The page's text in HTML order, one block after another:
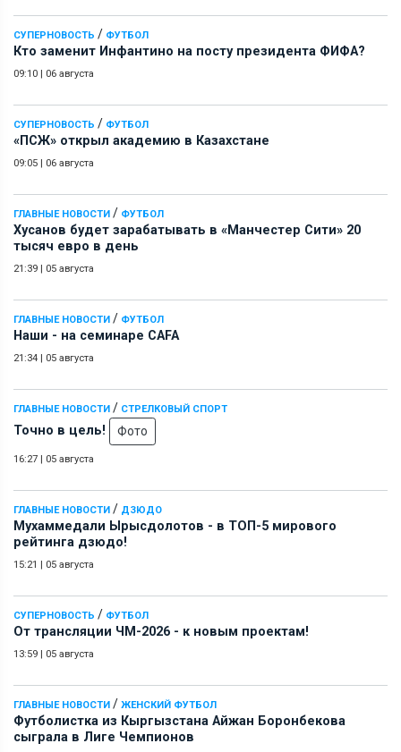
СУПЕРНОВОСТЬ / ФУТБОЛ
Кто заменит Инфантино на посту президента ФИФА?
09:10 | 06 августа
СУПЕРНОВОСТЬ / ФУТБОЛ
«ПСЖ» открыл академию в Казахстане
09:05 | 06 августа
ГЛАВНЫЕ НОВОСТИ / ФУТБОЛ
Хусанов будет зарабатывать в «Манчестер Сити» 20
тысяч евро в день
21:39 | 05 августа
ГЛАВНЫЕ НОВОСТИ / ФУТБОЛ
Наши - на семинаре СAFA
21:34 | 05 августа
ГЛАВНЫЕ НОВОСТИ / СТРЕЛКОВЫЙ СПОРТ
Точно в цель! Фото
16:27 | 05 августа
ГЛАВНЫЕ НОВОСТИ / ДЗЮДО
Мухаммедали Ырысдолотов - в ТОП-5 мирового
рейтинга дзюдо!
15:21 | 05 августа
СУПЕРНОВОСТЬ / ФУТБОЛ
От трансляции ЧМ-2026 - к новым проектам!
13:59 | 05 августа
ГЛАВНЫЕ НОВОСТИ / ЖЕНСКИЙ ФУТБОЛ
Футболистка из Кыргызстана Айжан Боронбекова
сыграла в Лиге Чемпионов